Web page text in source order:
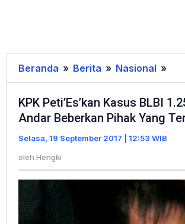
Beranda » Berita » Nasional »
KPK Peti’Es’kan Kasus BLBI
Andar Beberkan Pihak Yang
Selasa, 19 September 2017 | 12:53 WIB
oleh Hengki